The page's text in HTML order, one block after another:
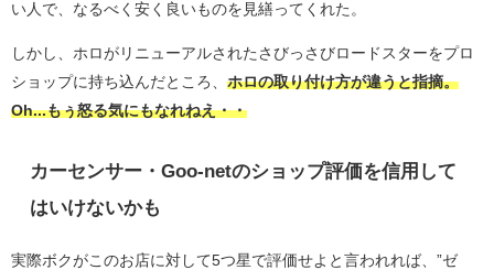
い人で、なるべく安く良いものを見繕ってくれた。
しかし、ホロがリニューアルされたさびっさびロードスターをプロ
ショップに持ち込んだところ、 ホロの取り付け方が違うと指摘。
Oh...もぅ怒る気にもなれねえ・・
カーセンサー・Goo-netのショップ評価を信用して
はいけないかも
実際ボクがこのお店に対して5つ星で評価せよと言われれば、”ゼ